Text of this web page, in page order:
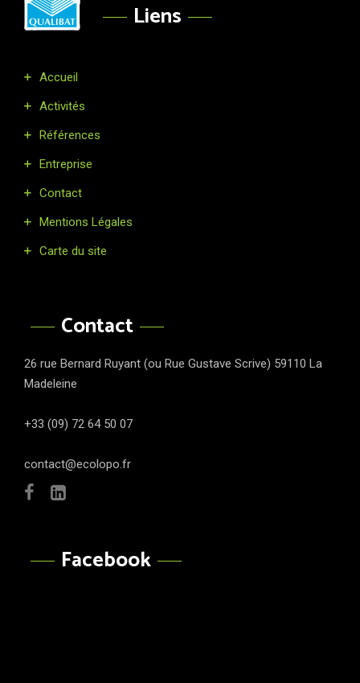
Liens
Accueil
Activités
Références
Entreprise
Contact
Mentions Légales
Carte du site
Contact
26 rue Bernard Ruyant (ou Rue Gustave Scrive) 59110 La
Madeleine
+33 (09) 72 64 50 07
contact@ecolopo.fr
Facebook